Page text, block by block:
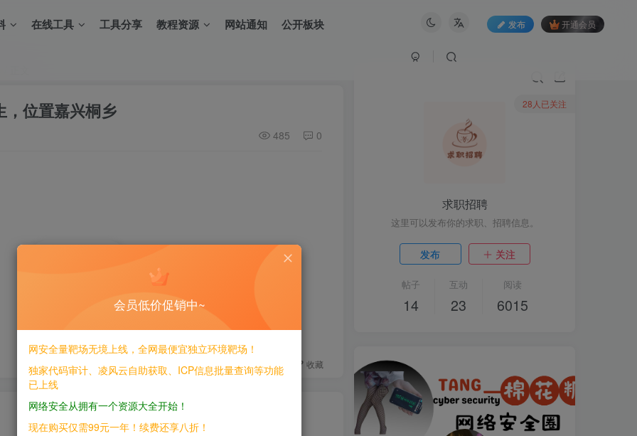
在线工具 工具分享 教程资源 网站通知 公开板块 发布 开通会员
，位置嘉兴桐乡
485 0
+1
分享 收藏
请登录后发表评论
28人已关注
求职招聘
这里可以发布你的求职、招聘信息。
发布 关注
帖子
14
互动
23
阅读
6015
会员低价促销中~
网安全量靶场无境上线，全网最便宜独立环境靶场！
独家代码审计、凌风云自助获取、ICP信息批量查询等功能
已上线
网络安全从拥有一个资源大全开始！
现在购买仅需99元一年！续费还享八折！